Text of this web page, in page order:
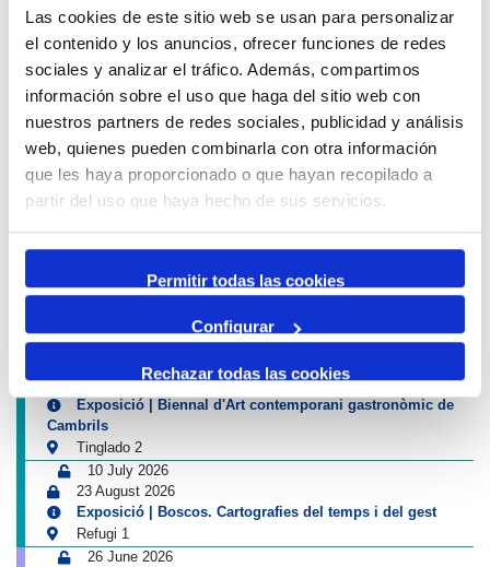
Las cookies de este sitio web se usan para personalizar
el contenido y los anuncios, ofrecer funciones de redes
sociales y analizar el tráfico. Además, compartimos
información sobre el uso que haga del sitio web con
nuestros partners de redes sociales, publicidad y análisis
web, quienes pueden combinarla con otra información
que les haya proporcionado o que hayan recopilado a
partir del uso que haya hecho de sus servicios.
Permitir todas las cookies
Configurar
Rechazar todas las cookies
EDUCATIONAL PROGRAM
Traffic warning
12 August 2026
13 August 2026
16:00-01:00
Tancament accés Km 0| Eclipsi solar
Km 0
Next cultural events of Port & City
4 July 2026
13 September 2026
Exposició | Biennal d'Art contemporani gastronòmic de
Cambrils
Tinglado 2
10 July 2026
23 August 2026
Exposició | Boscos. Cartografies del temps i del gest
Refugi 1
26 June 2026